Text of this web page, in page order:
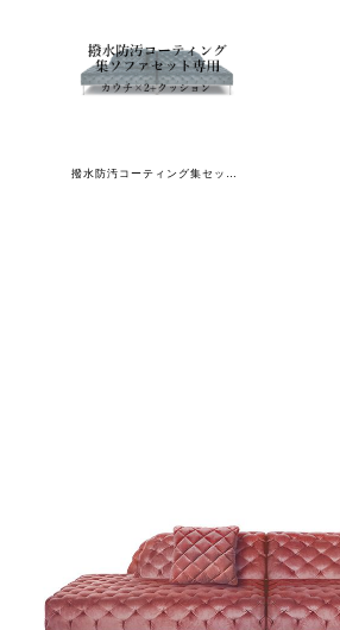
撥水防汚コーティング集セット(カウチ×2+クッション)専用